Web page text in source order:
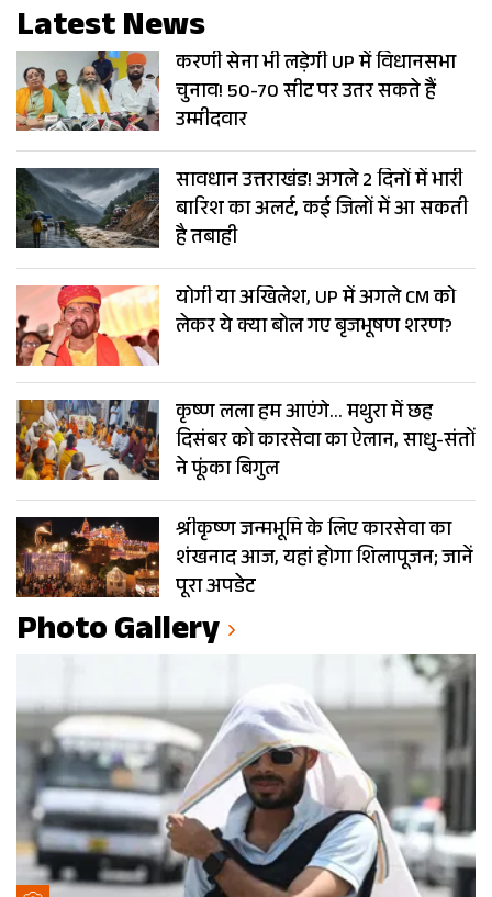
Latest News
करणी सेना भी लड़ेगी UP में विधानसभा
चुनाव! 50-70 सीट पर उतर सकते हैं
उम्मीदवार
सावधान उत्तराखंड! अगले 2 दिनों में भारी
बारिश का अलर्ट, कई जिलों में आ सकती
है तबाही
योगी या अखिलेश, UP में अगले CM को
लेकर ये क्या बोल गए बृजभूषण शरण?
कृष्ण लला हम आएंगे… मथुरा में छह
दिसंबर को कारसेवा का ऐलान, साधु-संतों
ने फूंका बिगुल
श्रीकृष्ण जन्मभूमि के लिए कारसेवा का
शंखनाद आज, यहां होगा शिलापूजन; जानें
पूरा अपडेट
Photo Gallery